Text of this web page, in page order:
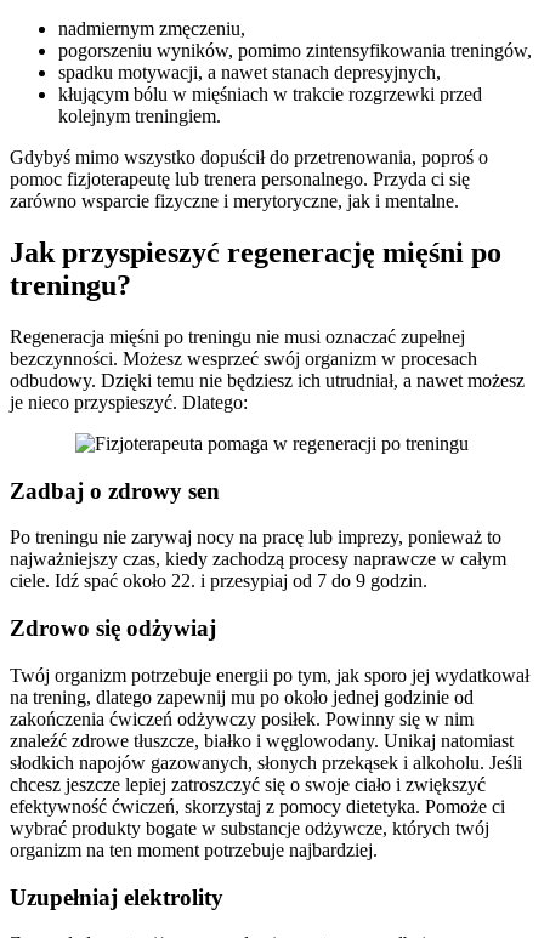
nadmiernym zmęczeniu,
pogorszeniu wyników, pomimo zintensyfikowania treningów,
spadku motywacji, a nawet stanach depresyjnych,
kłującym bólu w mięśniach w trakcie rozgrzewki przed
kolejnym treningiem.
Gdybyś mimo wszystko dopuścił do przetrenowania, poproś o
pomoc fizjoterapeutę lub trenera personalnego. Przyda ci się
zarówno wsparcie fizyczne i merytoryczne, jak i mentalne.
Jak przyspieszyć regenerację mięśni po
treningu?
Regeneracja mięśni po treningu nie musi oznaczać zupełnej
bezczynności. Możesz wesprzeć swój organizm w procesach
odbudowy. Dzięki temu nie będziesz ich utrudniał, a nawet możesz
je nieco przyspieszyć. Dlatego:
Zadbaj o zdrowy sen
Po treningu nie zarywaj nocy na pracę lub imprezy, ponieważ to
najważniejszy czas, kiedy zachodzą procesy naprawcze w całym
ciele. Idź spać około 22. i przesypiaj od 7 do 9 godzin.
Zdrowo się odżywiaj
Twój organizm potrzebuje energii po tym, jak sporo jej wydatkował
na trening, dlatego zapewnij mu po około jednej godzinie od
zakończenia ćwiczeń odżywczy posiłek. Powinny się w nim
znaleźć zdrowe tłuszcze, białko i węglowodany. Unikaj natomiast
słodkich napojów gazowanych, słonych przekąsek i alkoholu. Jeśli
chcesz jeszcze lepiej zatroszczyć się o swoje ciało i zwiększyć
efektywność ćwiczeń, skorzystaj z pomocy dietetyka. Pomoże ci
wybrać produkty bogate w substancje odżywcze, których twój
organizm na ten moment potrzebuje najbardziej.
Uzupełniaj elektrolity